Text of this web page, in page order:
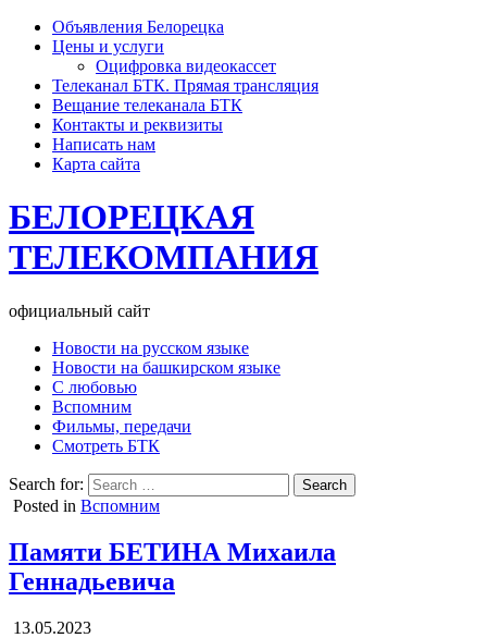
Объявления Белорецка
Цены и услуги
Оцифровка видеокассет
Телеканал БТК. Прямая трансляция
Вещание телеканала БТК
Контакты и реквизиты
Написать нам
Карта сайта
БЕЛОРЕЦКАЯ
ТЕЛЕКОМПАНИЯ
официальный сайт
Новости на русском языке
Новости на башкирском языке
С любовью
Вспомним
Фильмы, передачи
Смотреть БТК
Search for:
Posted in Вспомним
Памяти БЕТИНА Михаила
Геннадьевича
13.05.2023